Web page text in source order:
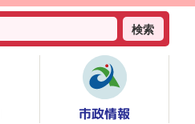
検索
市政情報